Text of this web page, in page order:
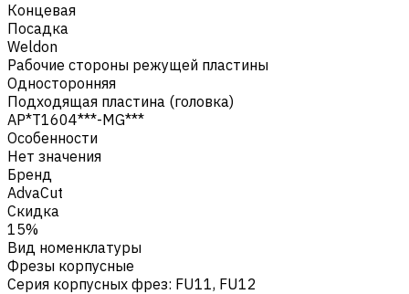
Концевая
Посадка
Weldon
Рабочие стороны режущей пластины
Односторонняя
Подходящая пластина (головка)
AP*T1604***-MG***
Особенности
Нет значения
Бренд
AdvaCut
Скидка
15%
Вид номенклатуры
Фрезы корпусные
Серия корпусных фрез: FU11, FU12